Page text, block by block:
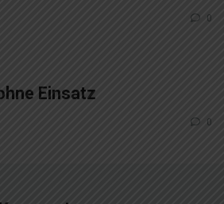
0
Einsatz
0